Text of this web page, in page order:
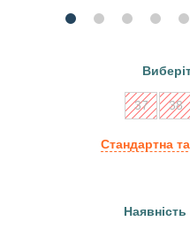
37 38
Стандартна